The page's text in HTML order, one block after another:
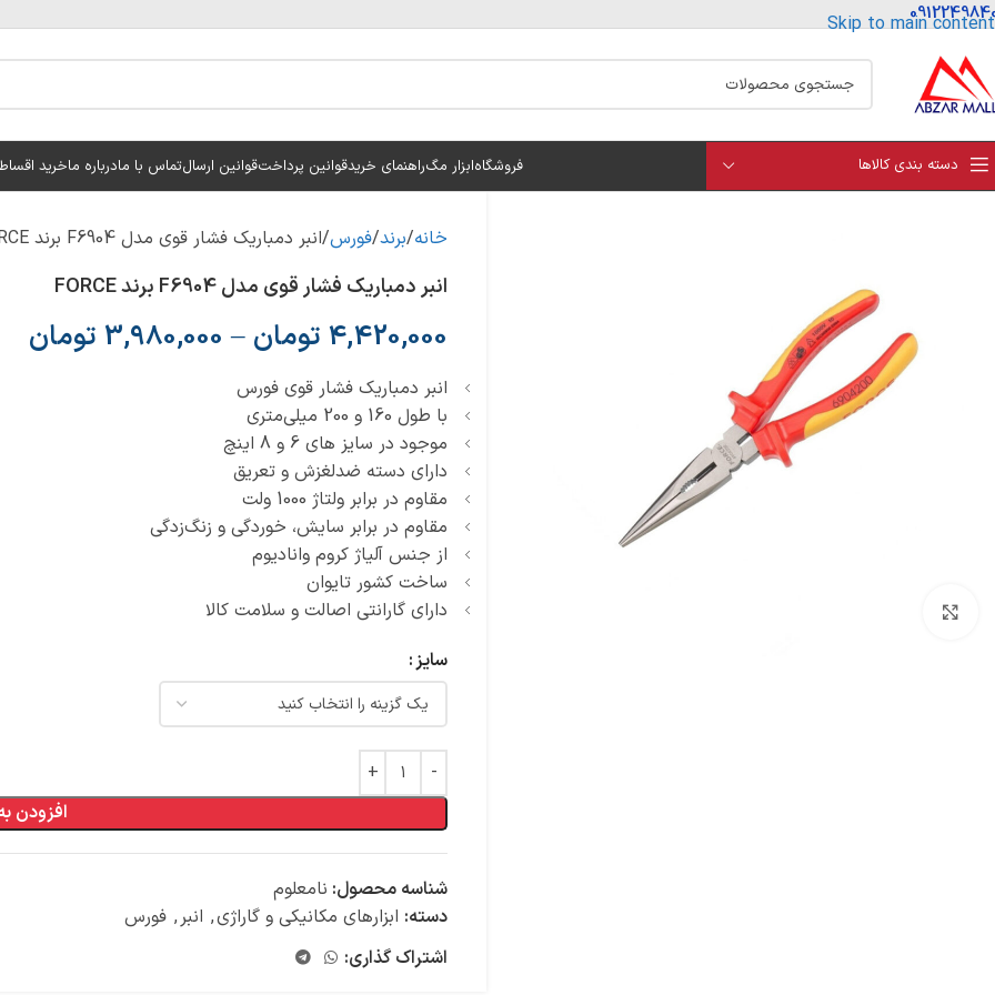
Skip to main content
دسته بندی کالاها فروشگاهابزار مگراهنمای خریدقوانین پرداختقوانین ارسالتماس با مادرباره ماخرید
خانه برند فورس انبر دمباریک فشار قوی مدل F6904 برند FORCE
انبر دمباریک فشار قوی مدل F6904 برند FORCE
4,420,000 تومان –
3,980,000 تومان
انبر دمباریک فشار قوی فورس
با طول 160 و 200 ميلی‌متری
موجود در سایز های 6 و 8 اینچ
دارای دسته ضدلغزش و تعریق
مقاوم در برابر ولتاژ 1000 ولت
مقاوم در برابر سایش، خوردگی و زنگ‌زدگی
از جنس آلیاژ کروم وانادیوم
ساخت کشور تایوان
دارای گارانتی اصالت و سلامت کالا
سایز
افزودن
شناسه محصول: نامعلوم
دسته: ابزارهای مکانیکی و گاراژی, انبر, فورس
اشتراک گذاری: